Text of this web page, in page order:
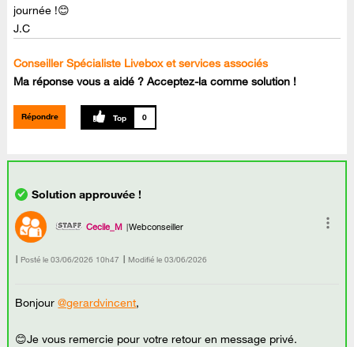
journée !😊
J.C
Conseiller Spécialiste Livebox et services associés
Ma réponse vous a aidé ? Acceptez-la comme solution !
Répondre 0
Cecile_M Webconseiller
Posté le ‎03/06/2026 10h47 Modifié le 03/06/2026
Bonjour@gerardvincent,
😊Je vous remercie pour votre retour en message privé.